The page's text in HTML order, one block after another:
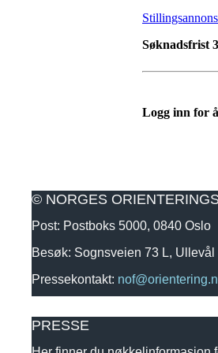
Søknadsfrist
Logg inn for
© NORGES
Post: Postboks 5000, 0840 Oslo
Besøk: Sognsveien 73 L, Ullevål
Pressekontakt:
PRESSE